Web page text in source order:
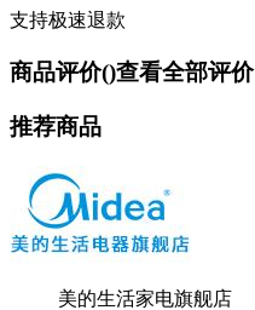
支持极速退款
商品评价()查看全部评价
推荐商品
美的生活家电旗舰店